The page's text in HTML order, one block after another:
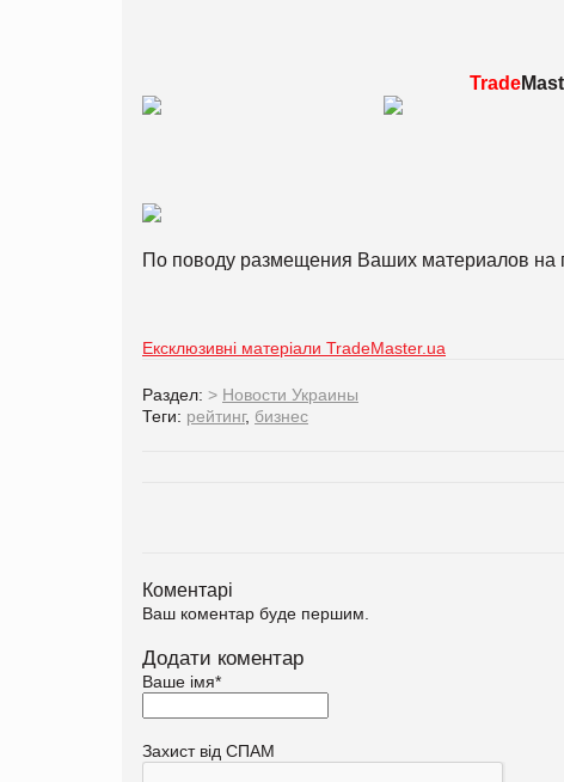
Trade
По поводу размещения Ваших материалов на
Ексклюзивні матеріали TradeMaster.ua
Раздел: > Новости Украины
Теги: рейтинг, бизнес
Коментарі
Ваш коментар буде першим.
Додати коментар
Ваше імя*
Захист від СПАМ